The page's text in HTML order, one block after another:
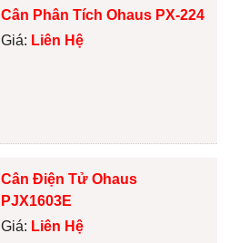
Cân Phân Tích Ohaus PX-224
Giá: Liên Hệ
Cân Điện Tử Ohaus
PJX1603E
Giá: Liên Hệ